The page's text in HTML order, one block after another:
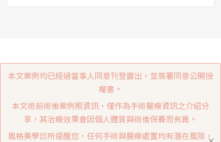
本文案例均已經過當事人同意刊登露出，並簽署同意公開授
權書。
本文術前術後案例照資訊，僅作為手術醫療資訊之介紹分
享，其治療效果會因個人體質與術後保養而有異。
風格美學診所提醒您，任何手術與醫療處置均有潛在風險，